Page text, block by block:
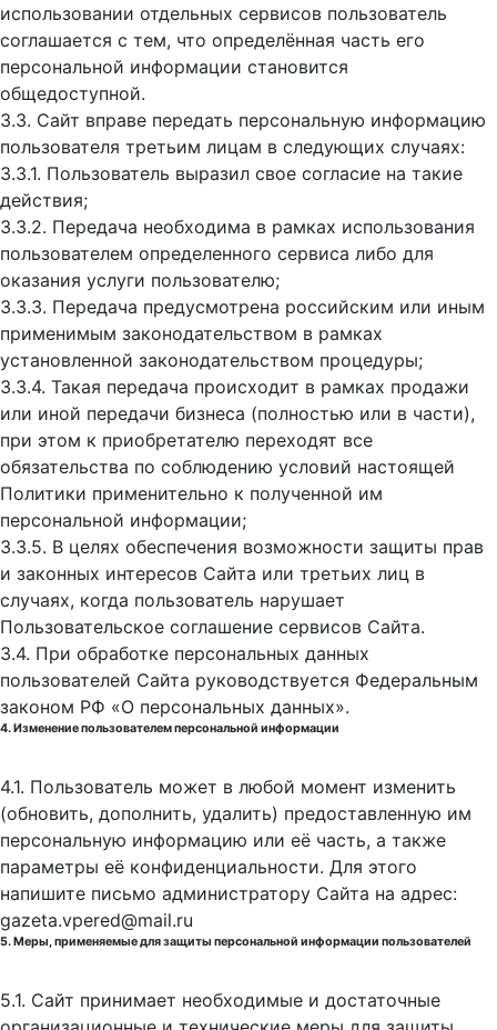
использовании отдельных сервисов пользователь
соглашается с тем, что определённая часть его
персональной информации становится
общедоступной.
3.3. Сайт вправе передать персональную информацию
пользователя третьим лицам в следующих случаях:
3.3.1. Пользователь выразил свое согласие на такие
действия;
3.3.2. Передача необходима в рамках использования
пользователем определенного сервиса либо для
оказания услуги пользователю;
3.3.3. Передача предусмотрена российским или иным
применимым законодательством в рамках
установленной законодательством процедуры;
3.3.4. Такая передача происходит в рамках продажи
или иной передачи бизнеса (полностью или в части),
при этом к приобретателю переходят все
обязательства по соблюдению условий настоящей
Политики применительно к полученной им
персональной информации;
3.3.5. В целях обеспечения возможности защиты прав
и законных интересов Сайта или третьих лиц в
случаях, когда пользователь нарушает
Пользовательское соглашение сервисов Сайта.
3.4. При обработке персональных данных
пользователей Сайта руководствуется Федеральным
законом РФ «О персональных данных».
4. Изменение пользователем персональной информации
4.1. Пользователь может в любой момент изменить
(обновить, дополнить, удалить) предоставленную им
персональную информацию или её часть, а также
параметры её конфиденциальности. Для этого
напишите письмо администратору Сайта на адрес:
gazeta.vpered@mail.ru
5. Меры, применяемые для защиты персональной информации пользователей
5.1. Сайт принимает необходимые и достаточные